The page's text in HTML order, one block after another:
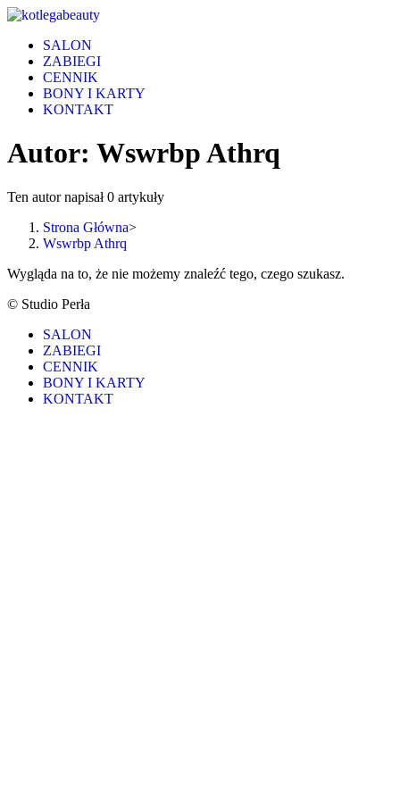
Skip
contentSALON
ZABIEGI
CENNIK
BONY I KARTY
KONTAKT
Autor: Wswrbp Athrq
Ten autor napisał 0 artykuły
Strona Główna>
Wswrbp Athrq
Wygląda na to, że nie możemy znaleźć tego, czego szukasz.
© Studio Perła
SALON
ZABIEGI
CENNIK
BONY I KARTY
KONTAKT